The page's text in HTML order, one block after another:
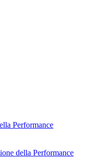
Performance
della Performance